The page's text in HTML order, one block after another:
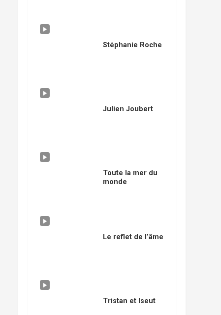
Stéphanie Roche
Julien Joubert
Toute la mer du
monde
Le reflet de l’âme
Tristan et Iseut